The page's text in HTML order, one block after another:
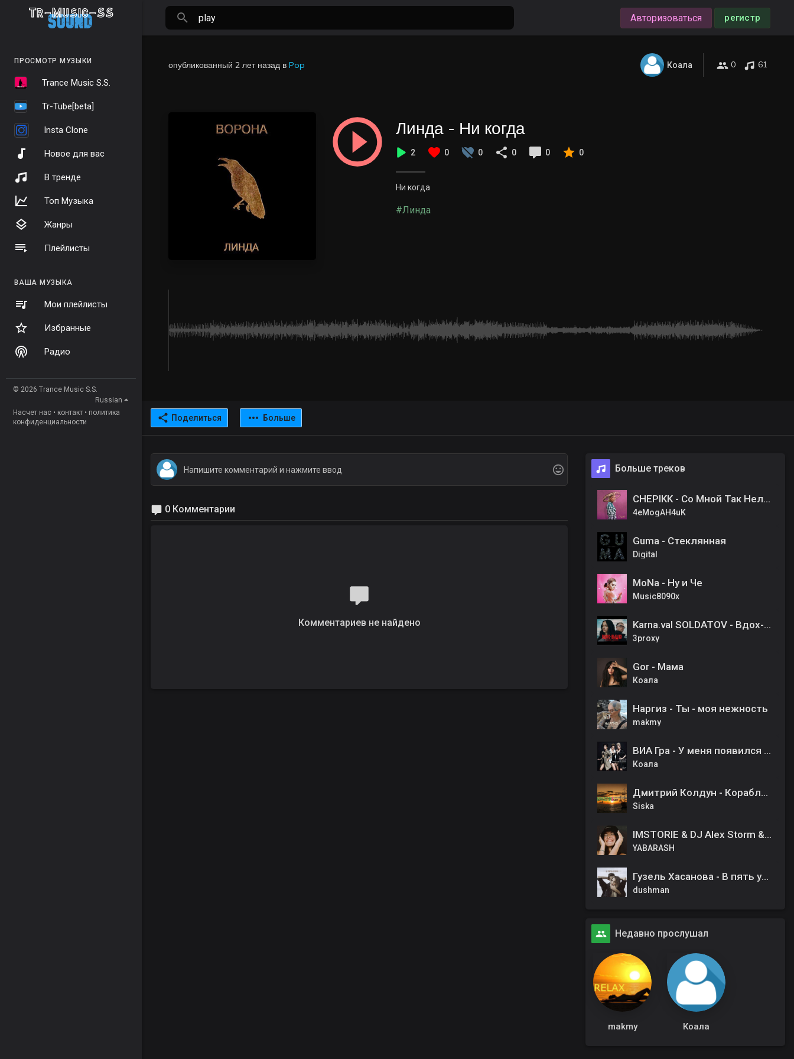
ПРОСМОТР МУЗЫКИ
Trance Music S.S.
Tr-Tube[beta]
Insta Clone
Новое для вас
В тренде
Топ Музыка
Жанры
Плейлисты
ВАША МУЗЫКА
Мои плейлисты
Избранные
Радио
© 2026 Trance Music S.S.
Russian
Насчет нас • контакт • политика
конфиденциальности
Авторизоваться регистр
опубликованный 2 лет назад в Pop Коала 0 61
Линда - Ни когда
2 0 0 0 0 0
Ни когда
#Линда
Поделиться Больше
0 Комментарии
Комментариев не найдено
Больше треков
CHEPIKK - Со Мной Так Нельзя
4eMogAH4uK
Guma - Стеклянная
Digital
MoNa - Ну и Че
Music8090x
Karna.val SOLDATOV - Вдох-выдох (ПРЕМЬЕРА КЛИПА 2024)
3proxy
Gor - Мама
Коала
Наргиз - Ты - моя нежность
makmy
ВИА Гра - У меня появился другой
Коала
Дмитрий Колдун - Корабли Уходят На Закат
Siska
IMSTORIE & DJ Alex Storm & Winstep - Жизни мало 2
YABARASH
Гузель Хасанова - В пять утра
dushman
Недавно прослушал
makmy Коала